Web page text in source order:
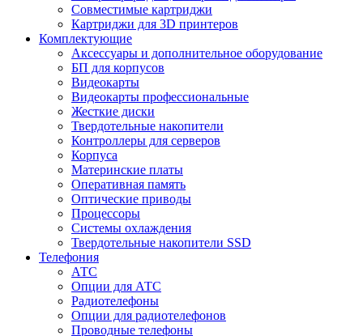
Совместимые картриджи
Картриджи для 3D принтеров
Комплектующие
Аксессуары и дополнительное оборудование
БП для корпусов
Видеокарты
Видеокарты профессиональные
Жесткие диски
Твердотельные накопители
Контроллеры для серверов
Корпуса
Материнские платы
Оперативная память
Оптические приводы
Процессоры
Системы охлаждения
Твердотельные накопители SSD
Телефония
АТС
Опции для АТС
Радиотелефоны
Опции для радиотелефонов
Проводные телефоны